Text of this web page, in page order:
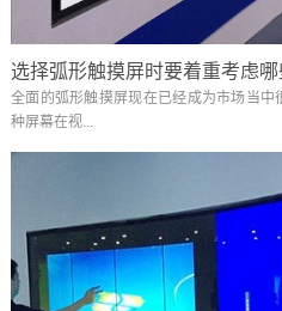
选择弧形触摸屏时要着重考虑哪
全面的弧形触摸屏现在已经成为市场当
种屏幕在视...